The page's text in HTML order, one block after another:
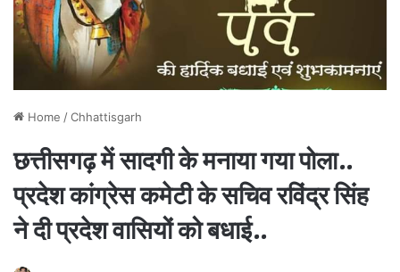
Home /Chhattisgarh
छत्तीसगढ़ में सादगी के मनाया गया पोला..
प्रदेश कांग्रेस कमेटी के सचिव रविंद्र सिंह
ने दी प्रदेश वासियों को बधाई..